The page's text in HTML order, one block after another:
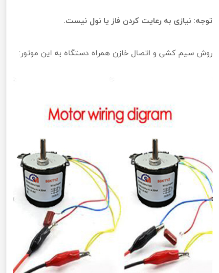
توجه: نیازی به رعایت کردن فاز یا نول نیست.
روش سیم کشی و اتصال خازن همراه دستگاه به این موتور: